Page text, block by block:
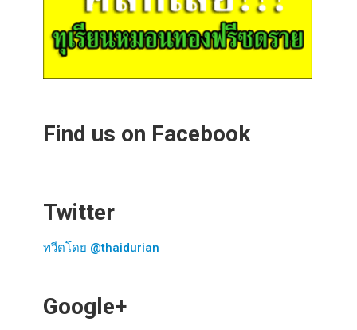
Find us on Facebook
Twitter
ทวีตโดย @thaidurian
Google+